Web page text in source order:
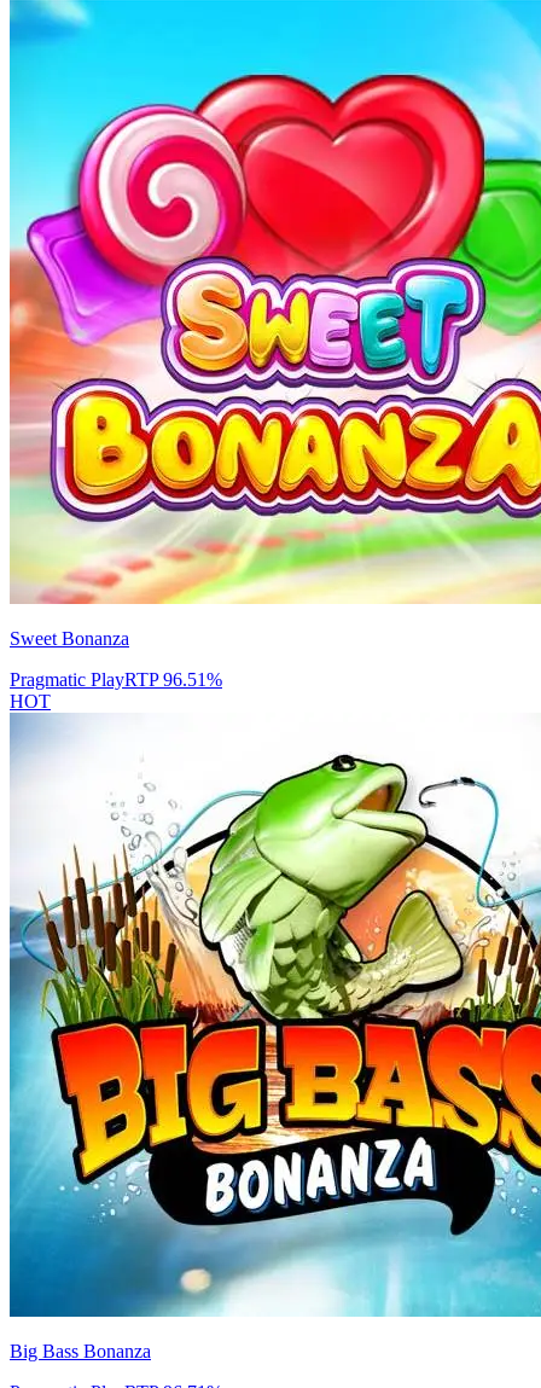
Sweet Bonanza
Pragmatic PlayRTP96.51%
HOT
Big Bass Bonanza